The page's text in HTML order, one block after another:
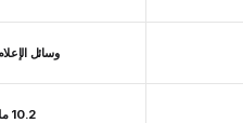
وسائل
10.2 مليون+ محتمل